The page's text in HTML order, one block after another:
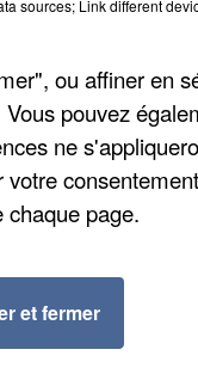
et placé en
politique du
Elisabeth
sources; Link different
ou affiner en
pouvez
ne
page.
et fermer